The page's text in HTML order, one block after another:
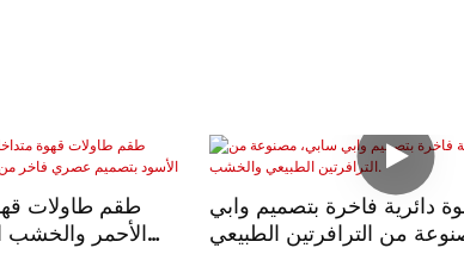
طقم طاولات
الأحمر
دائرية فاخرة بتصميم وابي
من الترافرتين الطبيعي